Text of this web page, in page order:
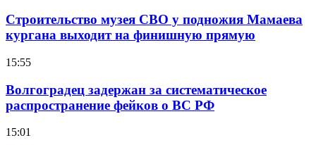
Строительство музея СВО у подножия Мамаева
кургана выходит на финишную прямую
15:55
Волгоградец задержан за систематическое
распространение фейков о ВС РФ
15:01